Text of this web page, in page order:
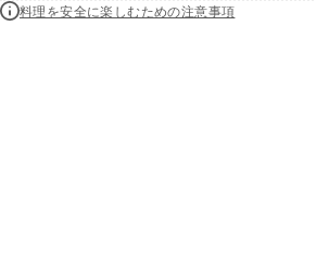
料理を安全に楽しむための注意事項